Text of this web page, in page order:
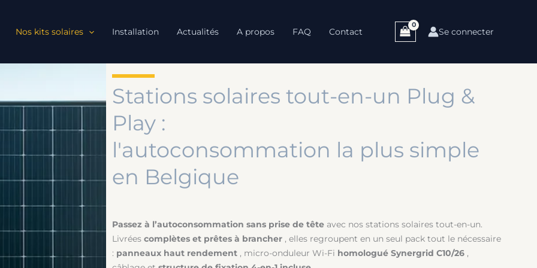
Nos kits solaires Installation Actualités A propos FAQ Contact Se connecter
Stations solaires tout-en-un Plug &
Play :
l'autoconsommation la plus simple
en Belgique
Passez à l’autoconsommation sans prise de têteavec nos stations solaires tout-en-un.
Livrées complètes et prêtes à brancher, elles regroupent en un seul pack tout le nécessaire
: panneaux haut rendement, micro-onduleur Wi-Fi homologué Synergrid C10/26,